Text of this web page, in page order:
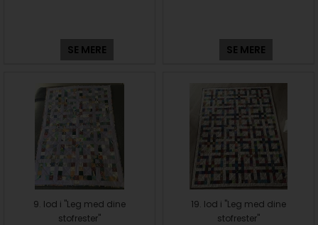
SE MERE SE MERE
9. lod i "Leg med dine
stofrester"
19. lod i "Leg med dine
stofrester"